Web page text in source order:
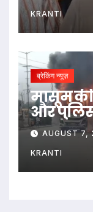
KRANTI
ब्रेकिंग न्यूज़
मासूम की
और
AUGUST
KRANTI